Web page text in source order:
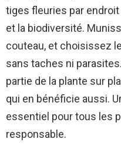
tiges fleuries par
et la biodiversité.
couteau, et choisissez
sans taches ni
partie de la plante sur
qui en bénéficie aussi.
essentiel pour tous les
responsable.